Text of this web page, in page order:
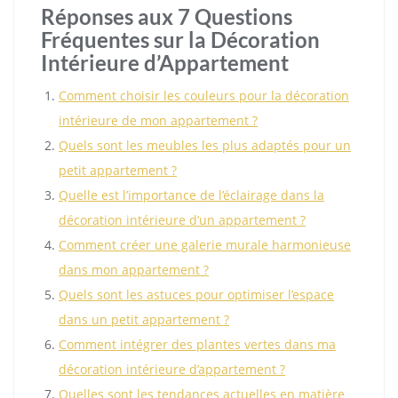
Réponses aux 7 Questions
Fréquentes sur la Décoration
Intérieure d’Appartement
Comment choisir les couleurs pour la décoration
intérieure de mon appartement ?
Quels sont les meubles les plus adaptés pour un
petit appartement ?
Quelle est l’importance de l’éclairage dans la
décoration intérieure d’un appartement ?
Comment créer une galerie murale harmonieuse
dans mon appartement ?
Quels sont les astuces pour optimiser l’espace
dans un petit appartement ?
Comment intégrer des plantes vertes dans ma
décoration intérieure d’appartement ?
Quelles sont les tendances actuelles en matière